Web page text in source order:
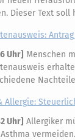
Dieser Text soll
Uhr] Menschen
Allergie:
Uhr] Allergiker